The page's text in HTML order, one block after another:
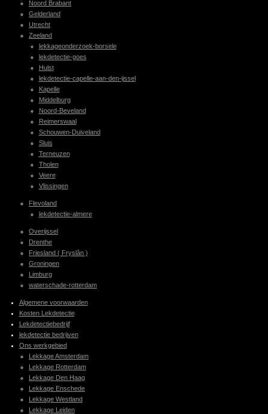
Noord Brabant
Gelderland
Utrecht
Zeeland
lekkageonderzoek-borsele
lekdetectie-goes
Hulst
lekdetectie-capelle-aan-den-ijssel
Kapelle
Middelburg
Noord-Beveland
Reimerswaal
Schouwen-Duiveland
Sluis
Terneuzen
Tholen
Veere
Vlissingen
Flevoland
lekdetectie-almere
Overijssel
Drenthe
Friesland ( Fryslân )
Groningen
Limburg
waterschade-rotterdam
Algemene voorwaarden
Kosten Lekdetectie
Lekdetectiebedrijf
lekdetectie bedrijven
Ons werkgebied
Lekkage Amsterdam
Lekkage Rotterdam
Lekkage Den Haag
Lekkage Enschede
Lekkage Westland
Lekkage Leiden